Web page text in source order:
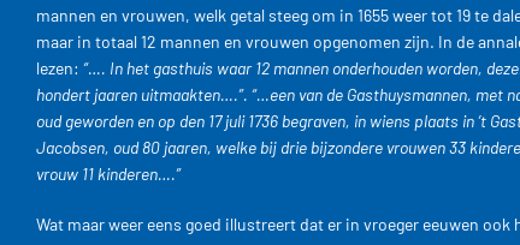
mannen en vrouwen, welk getal steeg om in 1655 weer tot 19 te
maar in totaal 12 mannen en vrouwen opgenomen zijn. In de
lezen: “…. In het gasthuis waar 12 mannen onderhouden worden,
hondert jaaren uitmaakten….”. “…een van de Gasthuysmannen, met
oud geworden en op den 17 juli 1736 begraven, in wiens plaats in ’t
Jacobsen, oud 80 jaaren, welke bij drie bijzondere vrouwen 33
vrouw 11 kinderen….”
Wat maar weer eens goed illustreert dat er in vroeger eeuwen ook